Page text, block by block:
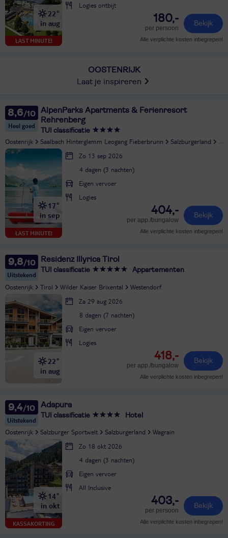
LAST MINUTE!
22°
in aug
Logies ontbijt
180,-
per persoon
Bekijk
Alle verplichte kosten inbegrepen!
OOSTENRIJK
Laat je inspireren
8,6
Heel goed
AlpenParks Apartments & Ferienresort
Rehrenberg
TUI classificatie
Oostenrijk Saalbach Hinterglemm Leogang Fieberbrunn Salzburgerland
LAST MINUTE!
17°
in sep
Zo 13 sep 2026
4 dagen (3 nachten)
Eigen vervoer
Logies
404,-
per app./bungalow
Bekijk
Alle verplichte kosten inbegrepen!
9,8
Uitstekend
Residenz Illyrica Tirol
TUI classificatie Appartementen
Oostenrijk Tirol Wilder Kaiser Brixental Westendorf
22°
in aug
Za 29 aug 2026
8 dagen (7 nachten)
Eigen vervoer
Logies
418,-
per app./bungalow
Bekijk
Alle verplichte kosten inbegrepen!
9,4
Uitstekend
Adapura
TUI classificatie Hotel
Oostenrijk Salzburger Sportwelt Salzburgerland Wagrain
KASSAKORTING
14°
in okt
Zo 18 okt 2026
4 dagen (3 nachten)
Eigen vervoer
All Inclusive
403,-
per persoon
Bekijk
Alle verplichte kosten inbegrepen!